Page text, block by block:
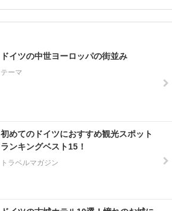
ドイツの中世ヨーロッパの街並み
テーマ
初めてのドイツにおすすめ観光スポット
ランキングベスト15！
トラベルマガジン